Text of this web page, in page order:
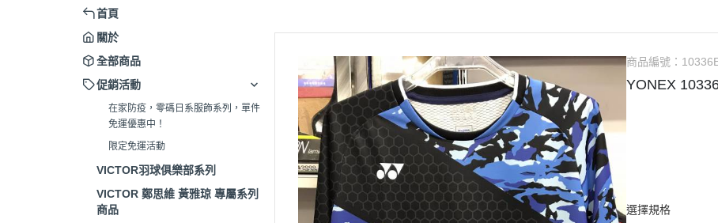
首頁
關於
全部商品
促銷活動
在家防疫，零碼日系服飾系列，單件
免運優惠中！
限定免運活動
VICTOR羽球俱樂部系列
VICTOR 鄭思維 黃雅琼 專屬系列
商品
商品編號：
YONEX
選擇規格